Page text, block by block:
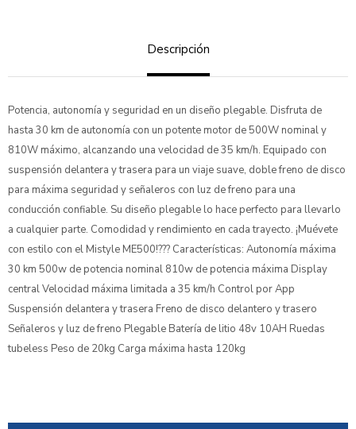
Descripción
Potencia, autonomía y seguridad en un diseño plegable. Disfruta de
hasta 30 km de autonomía con un potente motor de 500W nominal y
810W máximo, alcanzando una velocidad de 35 km/h. Equipado con
suspensión delantera y trasera para un viaje suave, doble freno de disco
para máxima seguridad y señaleros con luz de freno para una
conducción confiable. Su diseño plegable lo hace perfecto para llevarlo
a cualquier parte. Comodidad y rendimiento en cada trayecto. ¡Muévete
con estilo con el Mistyle ME500!??? Características: Autonomía máxima
30 km 500w de potencia nominal 810w de potencia máxima Display
central Velocidad máxima limitada a 35 km/h Control por App
Suspensión delantera y trasera Freno de disco delantero y trasero
Señaleros y luz de freno Plegable Batería de litio 48v 10AH Ruedas
tubeless Peso de 20kg Carga máxima hasta 120kg